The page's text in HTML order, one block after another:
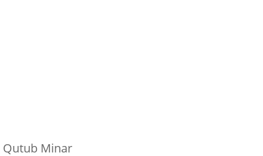
Qutub Minar